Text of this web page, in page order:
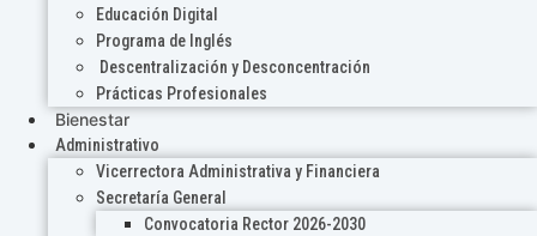
Educación Digital
Programa de Inglés
Descentralización y Desconcentración
Prácticas Profesionales
Bienestar
Administrativo
Vicerrectora Administrativa y Financiera
Secretaría General
Convocatoria Rector 2026-2030